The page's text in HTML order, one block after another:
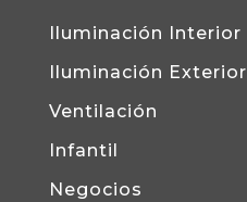
Iluminación Interior
Iluminación Exterior
Ventilación
Infantil
Negocios